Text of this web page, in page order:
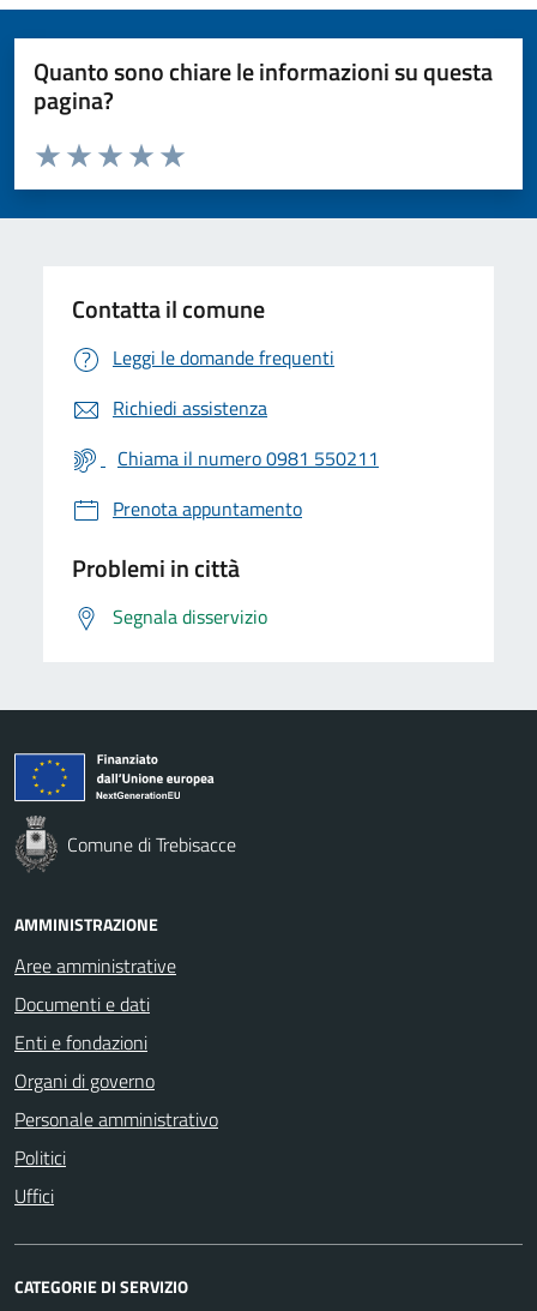
Quanto sono chiare le informazioni su questa
pagina?
Valuta da 1 a 5 stelle la pagina
Valuta 5 stelle su 5
Valuta 4 stelle su 5
Valuta 3 stelle su 5
Valuta 2 stelle su 5
Valuta 1 stelle su 5
Contatta il comune
Leggi le domande frequenti
Richiedi assistenza
Chiama il numero 0981 550211
Prenota appuntamento
Problemi in città
Segnala disservizio
Comune di Trebisacce
AMMINISTRAZIONE
Aree amministrative
Documenti e dati
Enti e fondazioni
Organi di governo
Personale amministrativo
Politici
Uffici
CATEGORIE DI SERVIZIO